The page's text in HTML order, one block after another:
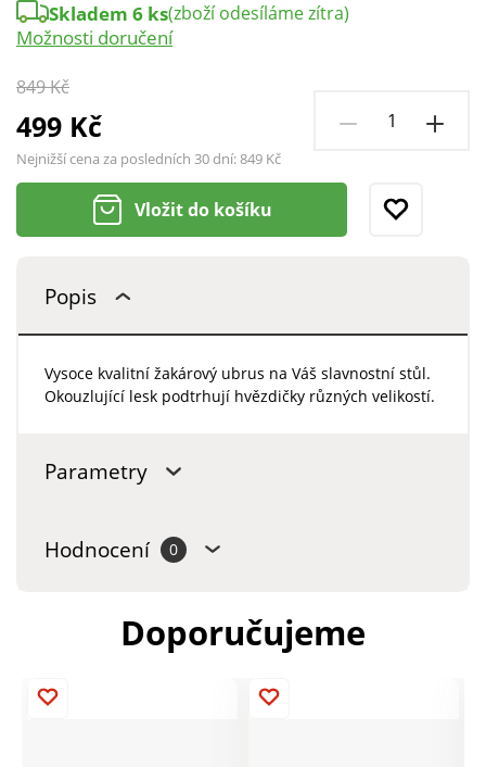
849 Kč
499 Kč
Nejnižší cena za posledních 30 dní:849 Kč
Skladem 6 ks(zboží odesíláme zítra)
Možnosti doručení
Vložit do košíku
Popis
Vysoce kvalitní žakárový ubrus na Váš slavnostní stůl.
Okouzlující lesk podtrhují hvězdičky různých velikostí.
Parametry
Hodnocení 0
Doporučujeme